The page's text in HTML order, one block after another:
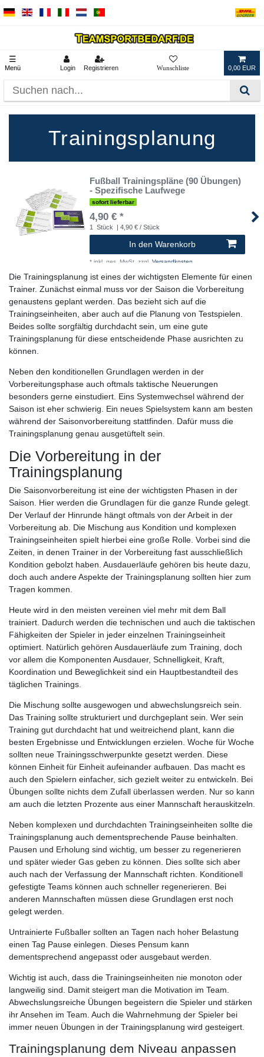
☰
Menü Login Registrieren 0,00 EUR
Trainingsplanung
Fußball Trainingspläne (90 Übungen)
- Spezifische Laufwege
sofort lieferbar
4,90 € *
1 Stück | 4,90 € / Stück
In den Warenkorb
* inkl. ges. MwSt. zzgl. Versandkosten
Die Trainingsplanung ist eines der wichtigsten Elemente für einen
Trainer. Zunächst einmal muss vor der Saison die Vorbereitung
genaustens geplant werden. Das bezieht sich auf die
Trainingseinheiten, aber auch auf die Planung von Testspielen.
Beides sollte sorgfältig durchdacht sein, um eine gute
Trainingsplanung für diese entscheidende Phase ausrichten zu
können.
Neben den konditionellen Grundlagen werden in der
Vorbereitungsphase auch oftmals taktische Neuerungen
besonders gerne einstudiert. Eins Systemwechsel während der
Saison ist eher schwierig. Ein neues Spielsystem kann am besten
während der Saisonvorbereitung stattfinden. Dafür muss die
Trainingsplanung genau ausgetüftelt sein.
Die Vorbereitung in der
Trainingsplanung
Die Saisonvorbereitung ist eine der wichtigsten Phasen in der
Saison. Hier werden die Grundlagen für die ganze Runde gelegt.
Der Verlauf der Hinrunde hängt oftmals von der Arbeit in der
Vorbereitung ab. Die Mischung aus Kondition und komplexen
Trainingseinheiten spielt hierbei eine große Rolle. Vorbei sind die
Zeiten, in denen Trainer in der Vorbereitung fast ausschließlich
Kondition gebolzt haben. Ausdauerläufe gehören bis heute dazu,
doch auch andere Aspekte der Trainingsplanung sollten hier zum
Tragen kommen.
Heute wird in den meisten vereinen viel mehr mit dem Ball
trainiert. Dadurch werden die technischen und auch die taktischen
Fähigkeiten der Spieler in jeder einzelnen Trainingseinheit
optimiert. Natürlich gehören Ausdauerläufe zum Training, doch
vor allem die Komponenten Ausdauer, Schnelligkeit, Kraft,
Koordination und Beweglichkeit sind ein Hauptbestandteil des
täglichen Trainings.
Die Mischung sollte ausgewogen und abwechslungsreich sein.
Das Training sollte strukturiert und durchgeplant sein. Wer sein
Training gut durchdacht hat und weitreichend plant, kann die
besten Ergebnisse und Entwicklungen erzielen. Woche für Woche
sollten neue Trainingsschwerpunkte gesetzt werden. Diese
können Einheit für Einheit aufeinander aufbauen. Das macht es
auch den Spielern einfacher, sich gezielt weiter zu entwickeln. Bei
Übungen sollte nichts dem Zufall überlassen werden. Nur so kann
am auch die letzten Prozente aus einer Mannschaft herauskitzeln.
Neben komplexen und durchdachten Trainingseinheiten sollte die
Trainingsplanung auch dementsprechende Pause beinhalten.
Pausen und Erholung sind wichtig, um besser zu regenerieren
und später wieder Gas geben zu können. Dies sollte sich aber
auch nach der Verfassung der Mannschaft richten. Konditionell
gefestigte Teams können auch schneller regenerieren. Bei
anderen Mannschaften müssen diese Grundlagen erst noch
gelegt werden.
Untrainierte Fußballer sollten an Tagen nach hoher Belastung
einen Tag Pause einlegen. Dieses Pensum kann
dementsprechend angepasst oder ausgebaut werden.
Wichtig ist auch, dass die Trainingseinheiten nie monoton oder
langweilig sind. Damit steigert man die Motivation im Team.
Abwechslungsreiche Übungen begeistern die Spieler und stärken
ihr Ansehen im Team. Auch die Wahrnehmung der Spieler bei
immer neuen Übungen in der Trainingsplanung wird gesteigert.
Trainingsplanung dem Niveau anpassen